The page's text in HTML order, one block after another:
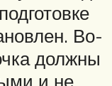
Во-
должны
и не